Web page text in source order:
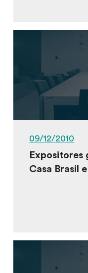
09/12/2010
Expositores
Casa Brasil